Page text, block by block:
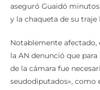
y la chaqueta de su
la AN denunció que
de la cámara fue
seudodiputados», como
corruptos por buena